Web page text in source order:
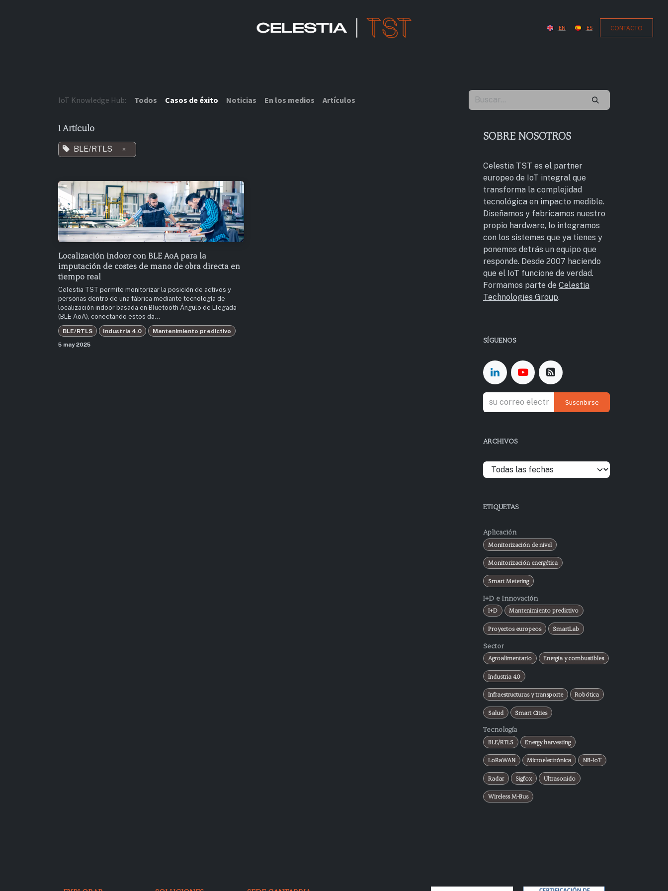
EN ES CONTACT​​​​O
IoT Knowledge Hub: Todos Casos de éxito Noticias En los medios Artículos
1 Artículo
BLE/RTLS ×
Localización indoor con BLE AoA para la
imputación de costes de mano de obra directa en
tiempo real
Celestia TST permite monitorizar la posición de activos y
personas dentro de una fábrica mediante tecnología de
localización indoor basada en Bluetooth Ángulo de Llegada
(BLE AoA), conectando estos da...
BLE/RTLS Industria 4.0
Mantenimiento predictivo
5 may 2025
SOBRE NOSOTROS
Celestia TST es el partner
europeo de IoT integral que
transforma la complejidad
tecnológica en impacto medible.
Diseñamos y fabricamos nuestro
propio hardware, lo integramos
con los sistemas que ya tienes y
ponemos detrás un equipo que
responde. Desde 2007 haciendo
que el IoT funcione de verdad.
Formamos parte de Celestia
Technologies Group.
SÍGUENOS
Suscribirse
ARCHIVOS
ETIQUETAS
Aplicación
Monitorización de nivel
Monitorización energética
Smart Metering
I+D e Innovación
I+D Mantenimiento predictivo
Proyectos europeos SmartLab
Sector
Agroalimentario Energía y combustibles
Industria 4.0
Infraestructuras y transporte Robótica
Salud Smart Cities
Tecnología
BLE/RTLS Energy harvesting
LoRaWAN Microelectrónica NB-IoT
Radar Sigfox Ultrasonido
Wireless M-Bus